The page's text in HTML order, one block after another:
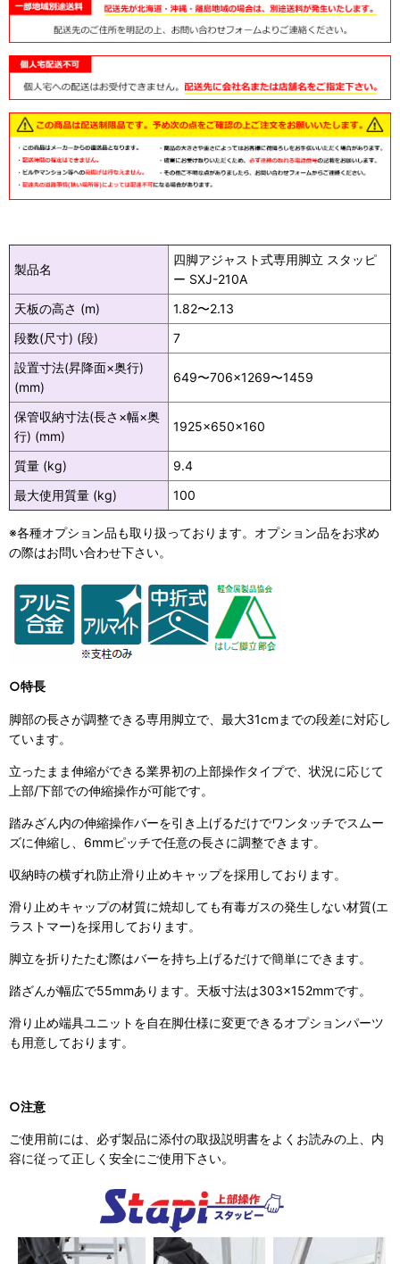
製品名
四脚アジャスト式専用脚立 スタッピ
ー SXJ-210A
天板の高さ (m)
1.82〜2.13
段数(尺寸) (段)
7
設置寸法(昇降面×奥行)
(mm)
649〜706×1269〜1459
保管収納寸法(長さ×幅×奥
行) (mm)
1925×650×160
質量 (kg)
9.4
最大使用質量 (kg)
100
※各種オプション品も取り扱っております。オプション品をお求め
の際はお問い合わせ下さい。
○特長
脚部の長さが調整できる専用脚立で、最大31cmまでの段差に対応し
ています。
立ったまま伸縮ができる業界初の上部操作タイプで、状況に応じて
上部/下部での伸縮操作が可能です。
踏みざん内の伸縮操作バーを引き上げるだけでワンタッチでスムー
ズに伸縮し、6mmピッチで任意の長さに調整できます。
収納時の横ずれ防止滑り止めキャップを採用しております。
滑り止めキャップの材質に焼却しても有毒ガスの発生しない材質(エ
ラストマー)を採用しております。
脚立を折りたたむ際はバーを持ち上げるだけで簡単にできます。
踏ざんが幅広で55mmあります。天板寸法は303×152mmです。
滑り止め端具ユニットを自在脚仕様に変更できるオプションパーツ
も用意しております。
○注意
ご使用前には、必ず製品に添付の取扱説明書をよくお読みの上、内
容に従って正しく安全にご使用下さい。